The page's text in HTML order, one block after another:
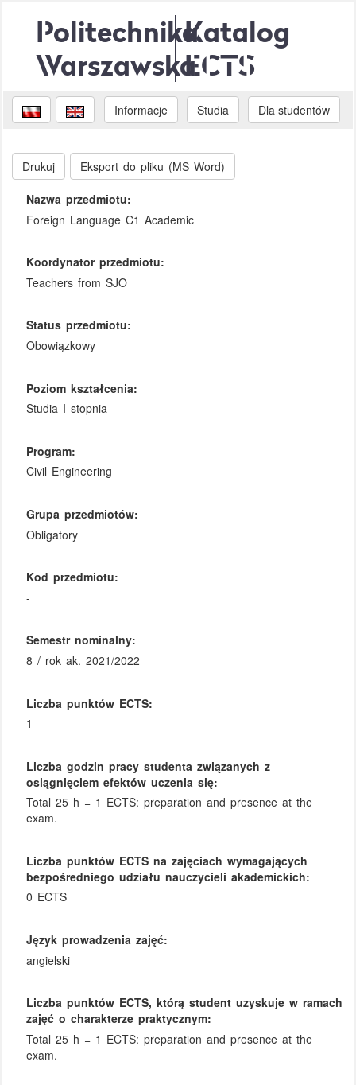
Politechnika
Warszawska
Katalog
ECTS
Informacje Studia Dla studentów
Drukuj Eksport do pliku (MS Word)
Nazwa przedmiotu:
Foreign Language C1 Academic
Koordynator przedmiotu:
Teachers from SJO
Status przedmiotu:
Obowiązkowy
Poziom kształcenia:
Studia I stopnia
Program:
Civil Engineering
Grupa przedmiotów:
Obligatory
Kod przedmiotu:
-
Semestr nominalny:
8 / rok ak. 2021/2022
Liczba punktów ECTS:
1
Liczba godzin pracy studenta związanych z
osiągnięciem efektów uczenia się:
Total 25 h = 1 ECTS: preparation and presence at the
exam.
Liczba punktów ECTS na zajęciach wymagających
bezpośredniego udziału nauczycieli akademickich:
0 ECTS
Język prowadzenia zajęć:
angielski
Liczba punktów ECTS, którą student uzyskuje w ramach
zajęć o charakterze praktycznym:
Total 25 h = 1 ECTS: preparation and presence at the
exam.